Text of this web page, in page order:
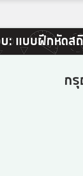
: แบบฝึกหัดส
ก